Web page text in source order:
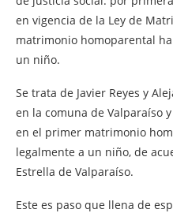
en vigencia de la Ley de
matrimonio homoparental
un niño.
Se trata de Javier Reyes y
en la comuna de Valparaíso
en el primer matrimonio
legalmente a un niño, de
Estrella de Valparaíso.
Este es paso que llena de